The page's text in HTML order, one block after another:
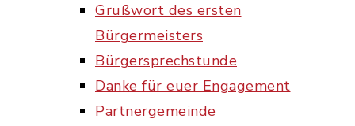
Grußwort des ersten
Bürgermeisters
Bürgersprechstunde
Danke für euer Engagement
Partnergemeinde